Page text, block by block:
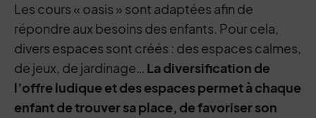
Les cours « oasis » sont adaptées afin de
répondre aux besoins des enfants. Pour cela,
divers espaces sont créés : des espaces calmes,
de jeux, de jardinage… La diversification de
l’offre ludique et des espaces permet à chaque
enfant de trouver sa place, de favoriser son